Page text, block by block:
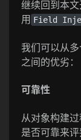
继续回到本
用 Field
我们可以从
之间的优劣：
可靠性
从对象构建
是否可靠来评